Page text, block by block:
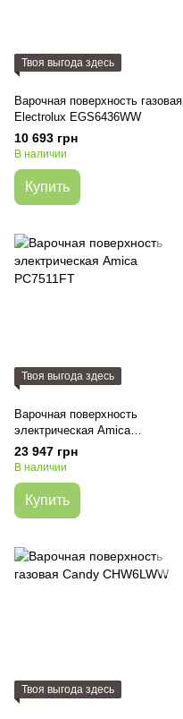
Твоя выгода здесь
Варочная поверхность газовая
Electrolux EGS6436WW
10 693 грн
В наличии
Купить
Твоя выгода здесь
Варочная поверхность
электрическая Amica
PC7511FT
23 947 грн
В наличии
Купить
Твоя выгода здесь